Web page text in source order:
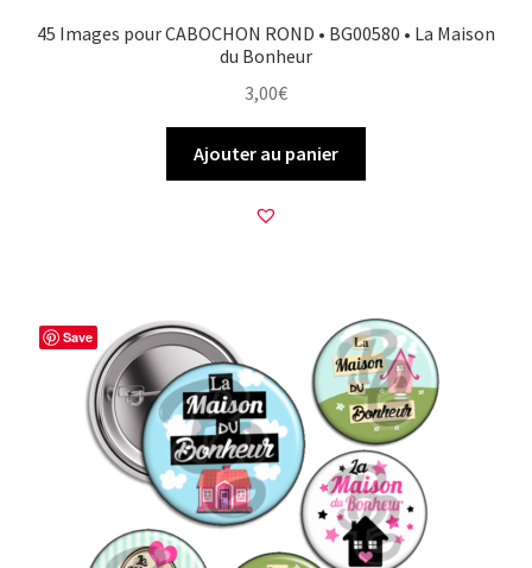
45 Images pour CABOCHON ROND • BG00580 • La Maison
du Bonheur
3,00€
Ajouter au panier
Save